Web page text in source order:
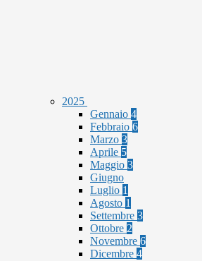
2025
Gennaio 4
Febbraio 6
Marzo 3
Aprile 5
Maggio 3
Giugno
Luglio 1
Agosto 1
Settembre 3
Ottobre 2
Novembre 6
Dicembre 4